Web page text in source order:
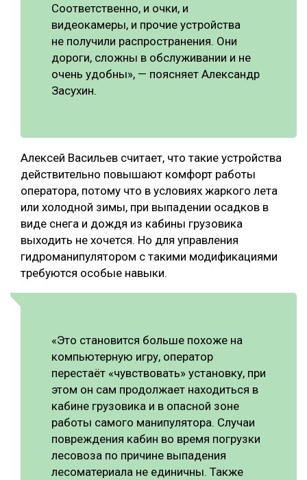
Соответственно, и очки, и
видеокамеры, и прочие устройства
не получили распространения. Они
дороги, сложны в обслуживании и не
очень удобны», — поясняет Александр
Засухин.
Алексей Васильев считает, что такие устройства
действительно повышают комфорт работы
оператора, потому что в условиях жаркого лета
или холодной зимы, при выпадении осадков в
виде снега и дождя из кабины грузовика
выходить не хочется. Но для управления
гидроманипулятором с такими модификациями
требуются особые навыки.
«Это становится больше похоже на
компьютерную игру, оператор
перестаёт «чувствовать» установку, при
этом он сам продолжает находиться в
кабине грузовика и в опасной зоне
работы самого манипулятора. Случаи
повреждения кабин во время погрузки
лесовоза по причине выпадения
лесоматериала не единичны. Также